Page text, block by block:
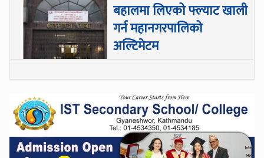
बहालमा लिएको फ्ल्याट खाली
गर्न महानगरपालिको
अल्टिमेटम